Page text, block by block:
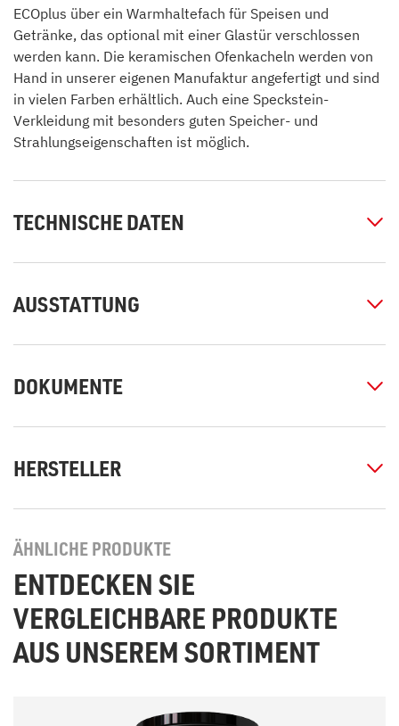
ECOplus über ein Warmhaltefach für Speisen und
Getränke, das optional mit einer Glastür verschlossen
werden kann. Die keramischen Ofenkacheln werden von
Hand in unserer eigenen Manufaktur angefertigt und sind
in vielen Farben erhältlich. Auch eine Speckstein-
Verkleidung mit besonders guten Speicher- und
Strahlungseigenschaften ist möglich.
TECHNISCHE DATEN
AUSSTATTUNG
DOKUMENTE
HERSTELLER
ÄHNLICHE PRODUKTE
ENTDECKEN SIE
VERGLEICHBARE PRODUKTE
AUS UNSEREM SORTIMENT